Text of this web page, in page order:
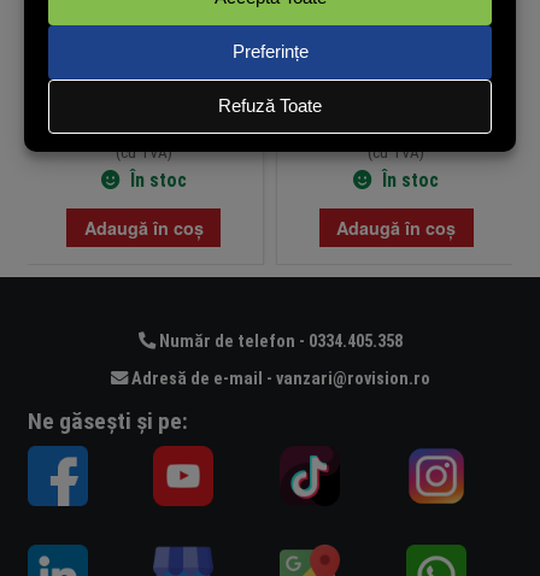
(cu TVA)
În stoc
Adaugă în coș
(cu TVA)
În stoc
Adaugă în coș
Număr de telefon - 0334.405.358
Adresă de e-mail - vanzari@rovision.ro
Ne găsești și pe: